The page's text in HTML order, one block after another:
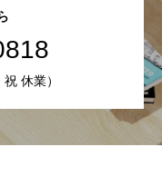
休業）